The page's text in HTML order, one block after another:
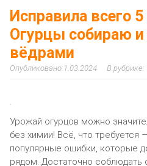
Исправила всего
Огурцы собираю
вёдрами
1.03.2024
Урожай огурцов можно
без химии! Всё, что требуется
популярные ошибки, которые
рядом. Достаточно соблюдать